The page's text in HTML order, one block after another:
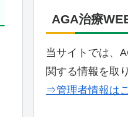
AGA治療
当サイトでは、
関する情報を取
⇒管理者情報は